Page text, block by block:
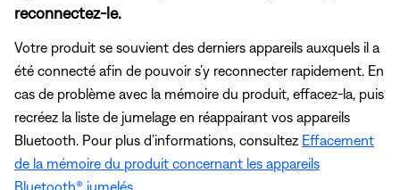
reconnectez-le.
Votre produit se souvient des derniers appareils auxquels il a
été connecté afin de pouvoir s’y reconnecter rapidement. En
cas de problème avec la mémoire du produit, effacez-la, puis
recréez la liste de jumelage en réappairant vos appareils
Bluetooth. Pour plus d’informations, consultez Effacement
de la mémoire du produit concernant les appareils
Bluetooth® jumelés